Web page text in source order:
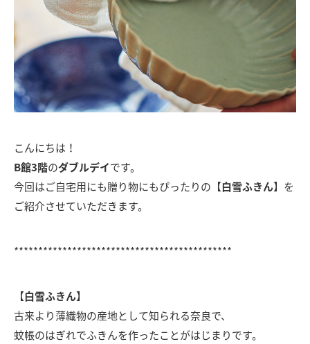
こんにちは！
B館3階のダブルデイです。
今回はご自宅用にも贈り物にもぴったりの【白雪ふきん】を
ご紹介させていただきます。
*********************************************
【白雪ふきん】
古来より薄織物の産地として知られる奈良で、
蚊帳のはぎれでふきんを作ったことがはじまりです。